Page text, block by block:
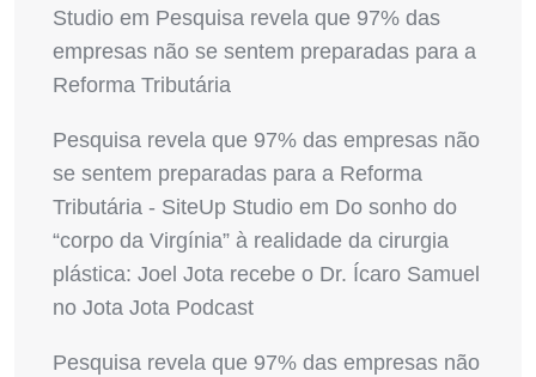
Studio em Pesquisa revela que 97% das
empresas não se sentem preparadas para a
Reforma Tributária
Pesquisa revela que 97% das empresas não
se sentem preparadas para a Reforma
Tributária - SiteUp Studio em Do sonho do
“corpo da Virgínia” à realidade da cirurgia
plástica: Joel Jota recebe o Dr. Ícaro Samuel
no Jota Jota Podcast
Pesquisa revela que 97% das empresas não